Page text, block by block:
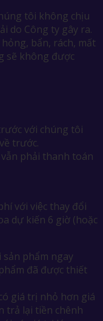
tôi không chịu
do Công ty gây ra.
bẩn, rách, mất
sẽ không được
với chúng tôi
trước.
phải thanh toán
với việc thay đổi
dự kiến 6 giờ (hoặc
phẩm ngay
đã được thiết
giá trị nhỏ hơn giá
trả lại tiền chênh